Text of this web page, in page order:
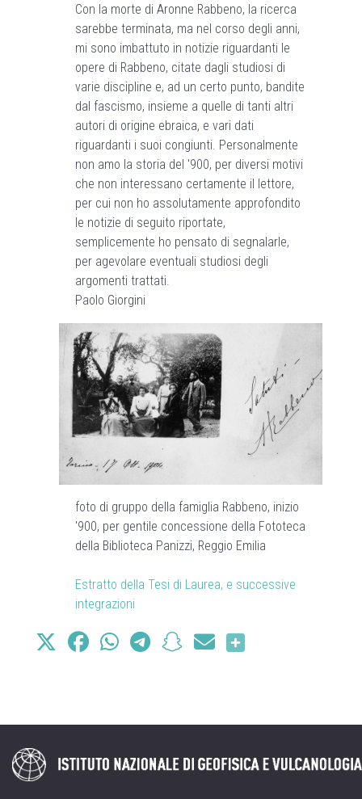
Con la morte di Aronne Rabbeno, la ricerca
sarebbe terminata, ma nel corso degli anni,
mi sono imbattuto in notizie riguardanti le
opere di Rabbeno, citate dagli studiosi di
varie discipline e, ad un certo punto, bandite
dal fascismo, insieme a quelle di tanti altri
autori di origine ebraica, e vari dati
riguardanti i suoi congiunti. Personalmente
non amo la storia del '900, per diversi motivi
che non interessano certamente il lettore,
per cui non ho assolutamente approfondito
le notizie di seguito riportate,
semplicemente ho pensato di segnalarle,
per agevolare eventuali studiosi degli
argomenti trattati.
Paolo Giorgini
foto di gruppo della famiglia Rabbeno, inizio
'900, per gentile concessione della Fototeca
della Biblioteca Panizzi, Reggio Emilia
Estratto della Tesi di Laurea, e successive
integrazioni